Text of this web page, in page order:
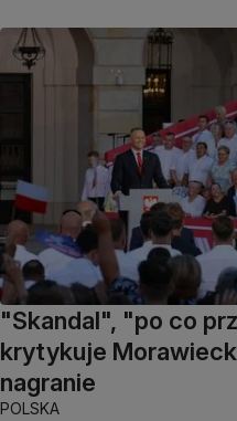
"Skandal", "po co
krytykuje
nagranie
POLSKA